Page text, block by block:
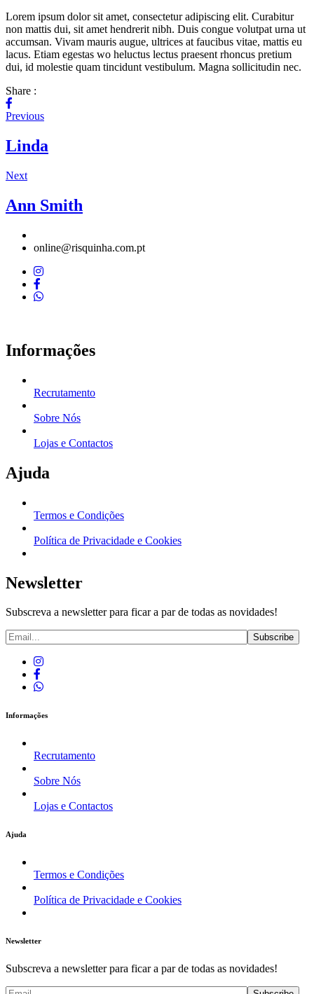
Lorem ipsum dolor sit amet, consectetur adipiscing elit. Curabitur
non mattis dui, sit amet hendrerit nibh. Duis congue volutpat urna ut
accumsan. Vivam mauris augue, ultrices at faucibus vitae, mattis eu
lacus. Etiam egestas wo heluctus lectus praesent rhoncus pretium
dui, id molestie quam tincidunt vestibulum. Magna sollicitudin nec.
Share :
Previous
Linda
Next
Ann Smith
online@risquinha.com.pt
Informações
Recrutamento
Sobre Nós
Lojas e Contactos
Ajuda
Termos e Condições
Política de Privacidade e Cookies
Newsletter
Subscreva a newsletter para ficar a par de todas as novidades!
Informações
Recrutamento
Sobre Nós
Lojas e Contactos
Ajuda
Termos e Condições
Política de Privacidade e Cookies
Newsletter
Subscreva a newsletter para ficar a par de todas as novidades!